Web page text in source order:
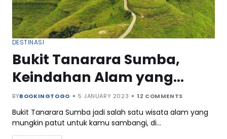
DESTINASI
Bukit Tanarara Sumba,
Keindahan Alam yang
Menawan di NTT
BYBOOKINGTOGO 5 JANUARY 2023 12 COMMENTS
Bukit Tanarara Sumba jadi salah satu wisata alam yang
mungkin patut untuk kamu sambangi, di…